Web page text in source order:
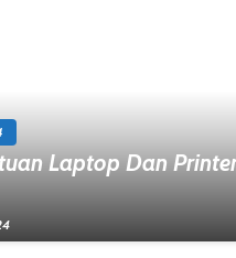
Laptop Dan